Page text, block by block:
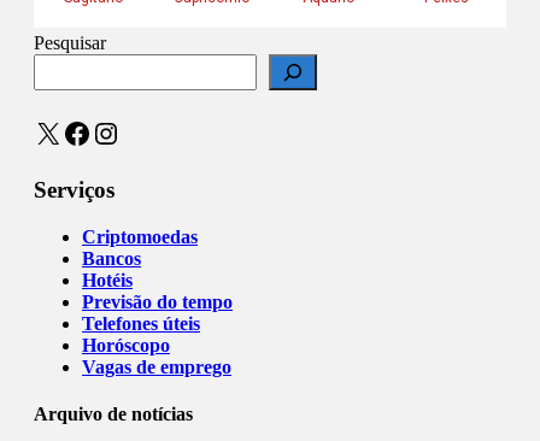
Pesquisar
X Facebook
Instagram
Serviços
Criptomoedas
Bancos
Hotéis
Previsão do tempo
Telefones úteis
Horóscopo
Vagas de emprego
Arquivo de notícias